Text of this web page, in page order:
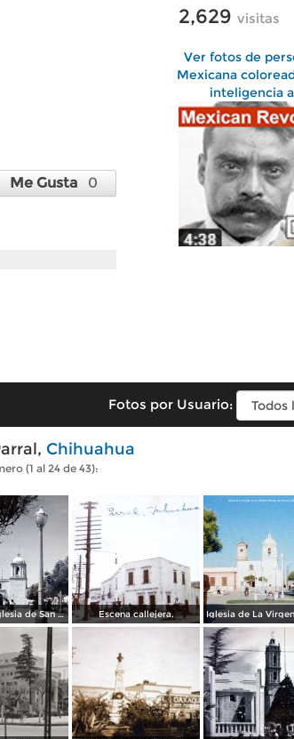
Me Gusta 0
2,629 visitas
Ver fotos de
Mexicana
inteligencia
Fotos por Usuario:
Chihuahua
(1 al 24 de 43):
Vista de la iglesia de San Juan de Dios. Escena callejera.